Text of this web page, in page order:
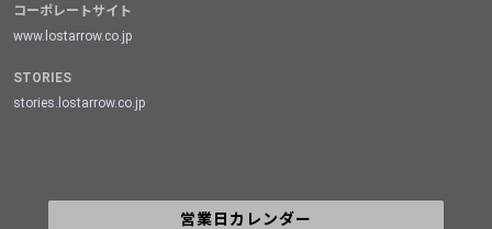
コーポレートサイト
www.lostarrow.co.jp
STORIES
stories.lostarrow.co.jp
営業日カレンダー